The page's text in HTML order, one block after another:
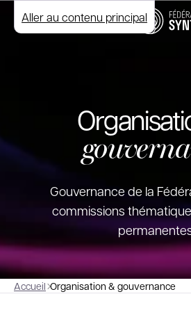
Aller au contenu principal
Gouvernance de la
commissions
Accueil Organisation & gouvernance